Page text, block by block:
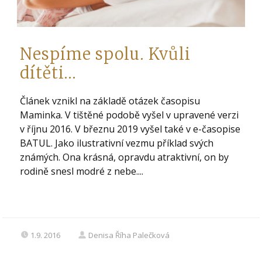
Nespíme spolu. Kvůli
dítěti…
Článek vznikl na základě otázek časopisu
Maminka. V tištěné podobě vyšel v upravené verzi
v říjnu 2016. V březnu 2019 vyšel také v e-časopise
BATUL. Jako ilustrativní vezmu příklad svých
známých. Ona krásná, opravdu atraktivní, on by
rodině snesl modré z nebe....
1.9. 2016 Denisa Říha Palečková